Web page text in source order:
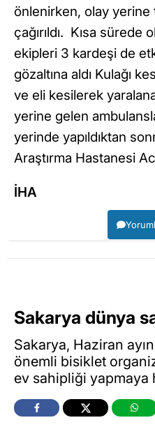
önlenirken, olay
çağırıldı. Kısa
ekipleri 3 kardeşi de
gözaltına aldı Kulağı
ve eli kesilerek
yerine gelen
yerinde yapıldıktan
Araştırma Hastanesi
İHA
Sakarya dünya
Sakarya, Haziran
önemli bisiklet
ev sahipliği yapmaya